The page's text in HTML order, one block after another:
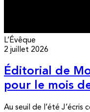
L’Évêque
2 juillet 2026
Éditorial de
pour le mois
Au seuil de l’été J’écris